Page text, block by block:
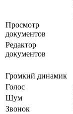
Просмотр
документов
Редактор
документов
Громкий динамик
Голос
Шум
Звонок